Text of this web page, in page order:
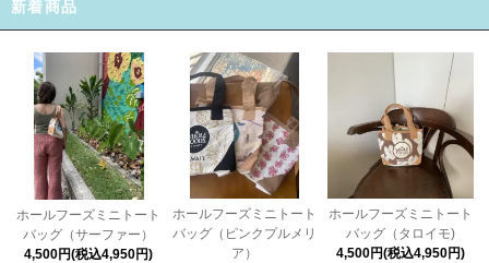
新着商品
ホールフーズミニトート
バッグ（サーファー）
4,500円(税込4,950円)
ホールフーズミニトート
バッグ（ピンクプルメリ
ア）
ホールフーズミニトート
バッグ（タロイモ)
4,500円(税込4,950円)